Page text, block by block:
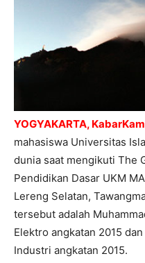
YOGYAKARTA,
mahasiswa Universitas
dunia saat mengikuti The
Pendidikan Dasar UKM
Lereng Selatan,
tersebut adalah
Elektro angkatan 2015
Industri angkatan 2015.